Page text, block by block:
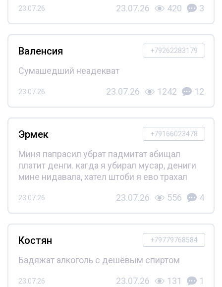
23.07.26 23.07.26 420 3
+79262283179
Валенсия
Сумашедший неадекват
23.07.26 23.07.26 1242 12
+79166023478
Эрмек
Миня папрасил убрат падмитат абищал
платит денги. кагда я убирал мусар, дениги
мине нидавала, хател штоби я ево трахал
23.07.26 23.07.26 556 4
+79779768584
Костян
Бадяжат алкоголь с дешёвым спиртом
23.07.26 23.07.26 131 1